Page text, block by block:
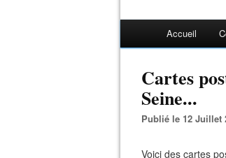
Accueil
Cartes
Seine...
Publié le 12 Juillet
Voici des cartes